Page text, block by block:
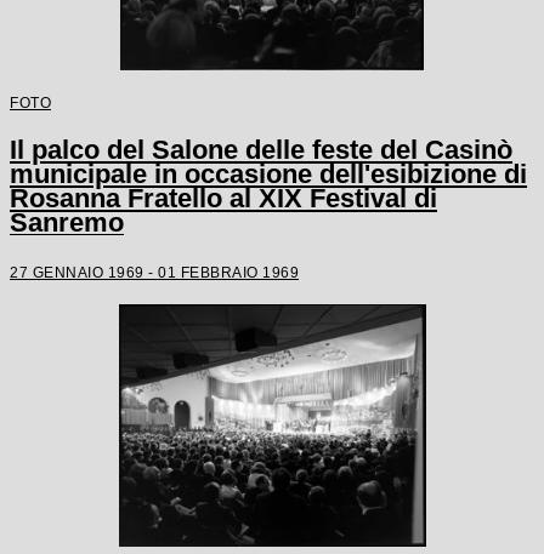
FOTO
Il palco del Salone delle feste del Casinò
municipale in occasione dell'esibizione di
Rosanna Fratello al XIX Festival di
Sanremo
27 GENNAIO 1969 - 01 FEBBRAIO 1969